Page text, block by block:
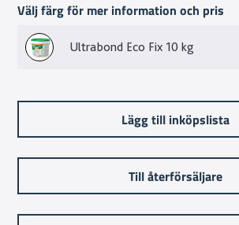
Välj färg för mer information och pris
Ultrabond Eco Fix 10 kg
Lägg till inköpslista
Till återförsäljare